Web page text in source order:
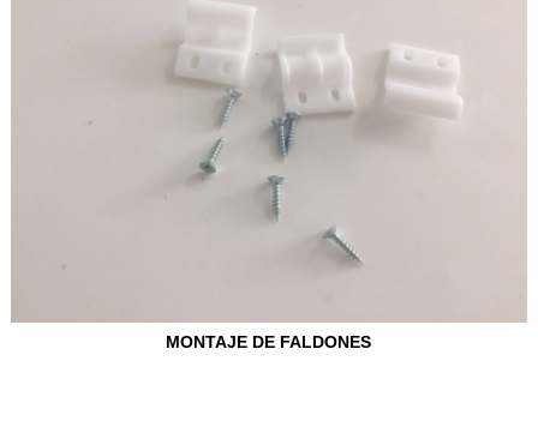
MONTAJE DE FALDONES